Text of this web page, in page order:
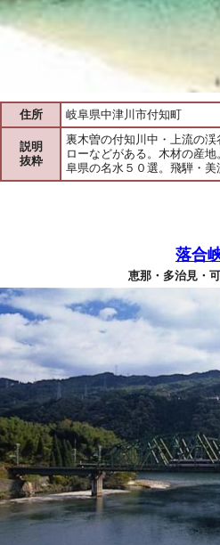
住所 岐阜県中津川市付知町
説明
抜粋
裏木曽の付知川中・上流の
ローなどがある。木材の産
阜県の名水５０選。飛騨・美
落合
恵那・多治見・